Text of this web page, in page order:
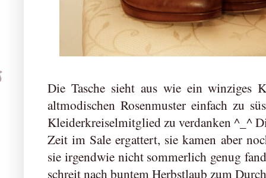
Die Tasche sieht aus wie ein winziges
altmodischen Rosenmuster einfach zu
Kleiderkreiselmitglied zu verdanken ^_^
Zeit im Sale ergattert, sie kamen aber
sie irgendwie nicht sommerlich genug
schreit nach buntem Herbstlaub zum